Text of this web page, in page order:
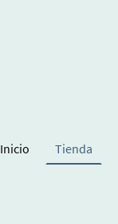
Inicio Tienda